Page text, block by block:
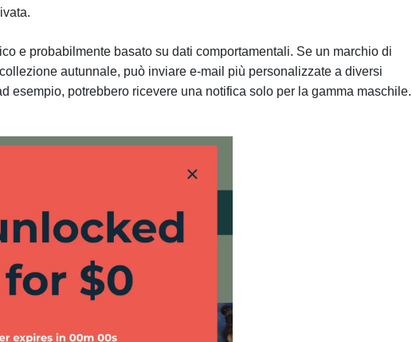
e probabilmente basato su dati comportamentali. Se un marchio di
autunnale, può inviare e-mail più personalizzate a diversi
esempio, potrebbero ricevere una notifica solo per la gamma maschile.